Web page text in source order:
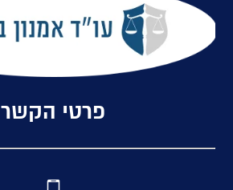
פרטי הקשר